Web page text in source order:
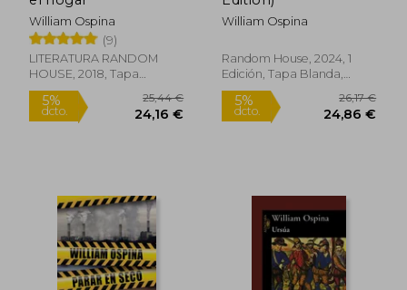
William Ospina
(9)
LITERATURA RANDOM
HOUSE, 2018, Tapa
Blanda, Nuevo
William Ospina
Random House, 2024, 1
Edición, Tapa Blanda,
Nuevo